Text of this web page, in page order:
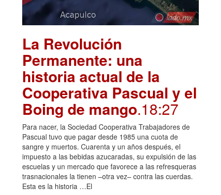
La Revolución
Permanente: una
historia actual de la
Cooperativa Pascual y el
Boing de mango.18:27
Para nacer, la Sociedad Cooperativa Trabajadores de
Pascual tuvo que pagar desde 1985 una cuota de
sangre y muertos. Cuarenta y un años después, el
impuesto a las bebidas azucaradas, su expulsión de las
escuelas y un mercado que favorece a las refresqueras
trasnacionales la tienen –otra vez– contra las cuerdas.
Esta es la historia …El